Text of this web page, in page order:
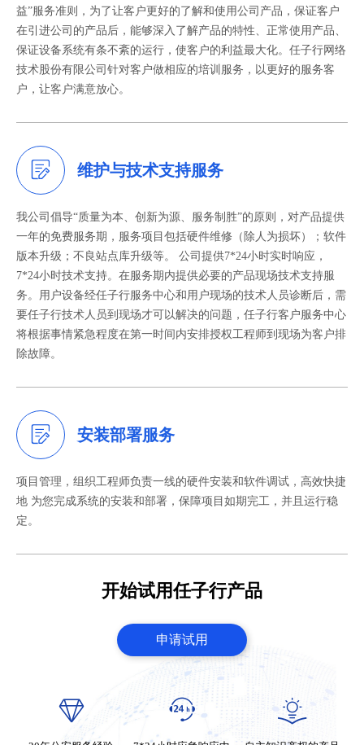
益”服务准则，为了让客户更好的了解和使用公司产品，保证客户
在引进公司的产品后，能够深入了解产品的特性、正常使用产品、
保证设备系统有条不紊的运行，使客户的利益最大化。任子行网络
技术股份有限公司针对客户做相应的培训服务，以更好的服务客
户，让客户满意放心。
维护与技术支持服务
我公司倡导“质量为本、创新为源、服务制胜”的原则，对产品提供
一年的免费服务期，服务项目包括硬件维修（除人为损坏）；软件
版本升级；不良站点库升级等。 公司提供7*24小时实时响应，
7*24小时技术支持。在服务期内提供必要的产品现场技术支持服
务。用户设备经任子行服务中心和用户现场的技术人员诊断后，需
要任子行技术人员到现场才可以解决的问题，任子行客户服务中心
将根据事情紧急程度在第一时间内安排授权工程师到现场为客户排
除故障。
安装部署服务
项目管理，组织工程师负责一线的硬件安装和软件调试，高效快捷
地 为您完成系统的安装和部署，保障项目如期完工，并且运行稳
定。
开始试用任子行产品
申请试用